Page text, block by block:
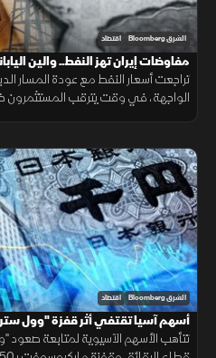
الشرق Bloomberg اقتصاد
مفاوضات إيران تهز النفط.. والين
تراجعت أسعار النفط مع عودة المسار
الواجهة، في وقت يترقب المستثمرون
الشرق Bloomberg اقتصاد
أسهم آسيا تقتفي أثر قفزة "وول
الفائدة
تتأهب الأسهم الآسيوية لمتابعة